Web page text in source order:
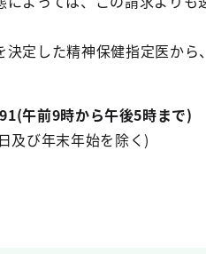
定した精神保健指定医か
午前9時から午後5時まで)
及び年末年始を除く)